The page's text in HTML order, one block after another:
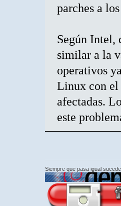
parches a
Según Intel,
similar a la
operativos
Linux con el
afectadas.
este
Siempre que pasa igual